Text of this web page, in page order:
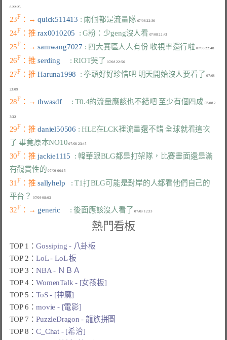
23F ：→ quick511413 : 兩個都是流量隊
24F ：推 rax0010205 : G粉：少geng沒人看
25F ：→ samwang7027 : 四大賽區人人有份 收視率還行啦 07/08 22:48
26F ：推 serding : RIOT哭了 07/08 22:56
27F ：推 Haruna1998 : 拳頭好好珍惜吧 明天開始沒人要看了 07/08
23:09
28F ：→ thwasdf : T0.4的流量應該也不錯吧 至少有個四成 07/08 2
29F ：推 daniel50506 : HLE在LCK裡流量還不錯 全球就看這次
了 畢竟原本NO10
07/08 23:45
30F ：推 jackie1115 : 韓華跟BLG都是打架隊，比賽畫面還是滿
有觀賞性的
07/09 00:15
31F ：推 sallyhelp : T1打BLG可能是對岸的人都看他們自己的
平台？
07/09 08:03
32F ：→ generic : 後面應該沒人看了 07/09 12:33
熱門看板
TOP 1：Gossiping - 八卦板
TOP 2：LoL - LoL 板
TOP 3：NBA - ＮＢＡ
TOP 4：WomenTalk - [女孩板]
TOP 5：ToS - [神魔]
TOP 6：movie - [電影]
TOP 7：PuzzleDragon - 龍族拼圖
TOP 8：C_Chat - [希洽]